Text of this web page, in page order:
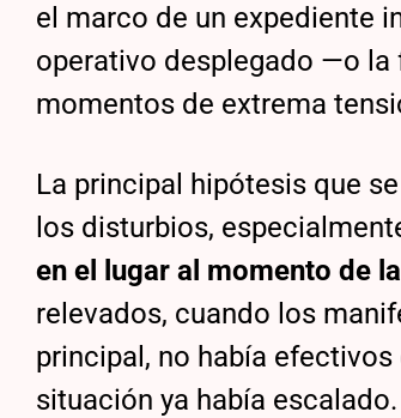
el marco de un expediente
operativo desplegado —o
momentos de extrema
La principal hipótesis que
los disturbios,
en el lugar al momento de
relevados, cuando los
principal, no había
situación ya había escalado.